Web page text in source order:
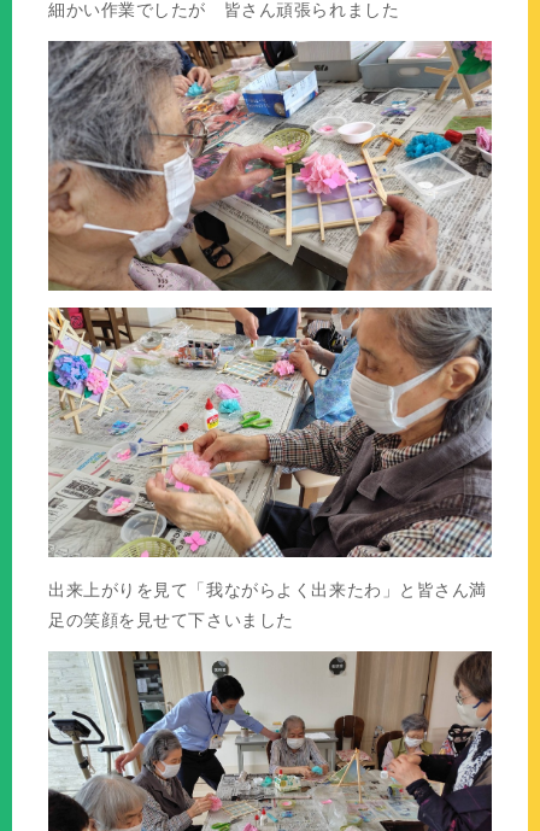
細かい作業でしたが 皆さん頑張られました
出来上がりを見て「我ながらよく出来たわ」と皆さん満
足の笑顔を見せて下さいました